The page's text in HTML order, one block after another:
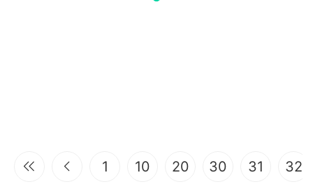
1 10 20 30 31 32